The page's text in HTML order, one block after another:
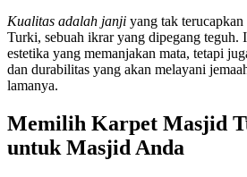
Kualitas adalah janji yang tak
Turki, sebuah ikrar yang dipegang teguh.
estetika yang memanjakan mata, tetapi
dan durabilitas yang akan melayani
lamanya.
Memilih Karpet Masjid
untuk Masjid Anda